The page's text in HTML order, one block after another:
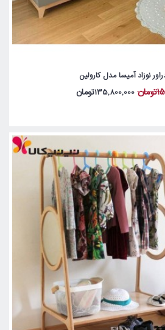
نوزاد آمیسا مدل کارولین
135,800,000تومان